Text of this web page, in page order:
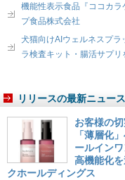
機能性表示食品『ココカ
プ食品株式会社
犬猫向けAIウェルネスプ
ラ検査キット・腸活サプ
リリースの最新ニュース
お客様の
「薄層化
ールイン
高機能化
クホールディングス